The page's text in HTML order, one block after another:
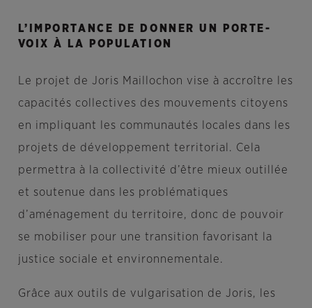
L’IMPORTANCE DE DONNER UN PORTE-
VOIX À LA POPULATION
Le projet de Joris Maillochon vise à accroître les
capacités collectives des mouvements citoyens
en impliquant les communautés locales dans les
projets de développement territorial. Cela
permettra à la collectivité d’être mieux outillée
et soutenue dans les problématiques
d’aménagement du territoire, donc de pouvoir
se mobiliser pour une transition favorisant la
justice sociale et environnementale.
Grâce aux outils de vulgarisation de Joris, les